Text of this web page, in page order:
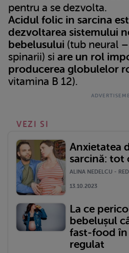
pentru a se dezvolta.
Acidul folic in sarcina
dezvoltarea sistemului
bebelusului (tub neural
spinarii) si are un rol
producerea globulelor
vitamina B 12).
VEZI SI
Anxietatea
sarcină: tot
ALINA NEDELCU -
13.10.2023
La ce
bebelușul
fast-food în
regulat